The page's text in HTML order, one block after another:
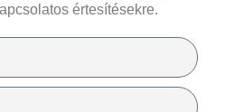
értesítésekre.